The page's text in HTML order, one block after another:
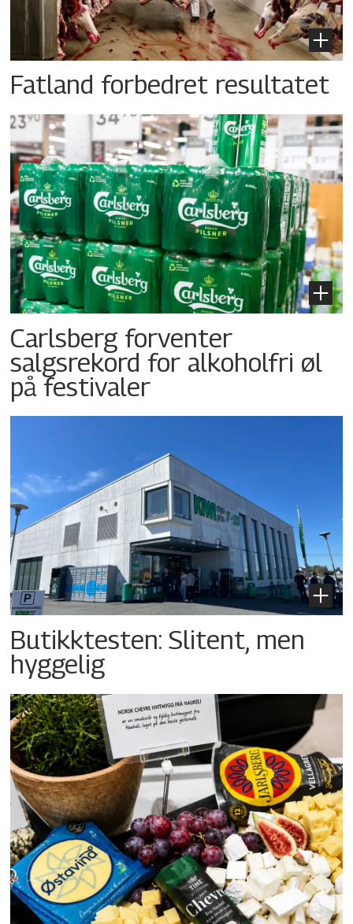
Fatland forbedret resultatet
Carlsberg forventer
salgsrekord for alkoholfri øl
på festivaler
Butikktesten: Slitent, men
hyggelig